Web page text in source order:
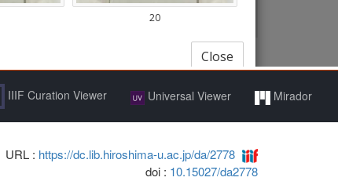
IIIF Curation Viewer Universal Viewer Mirador
URL : https://dc.lib.hiroshima-u.ac.jp/da/2778
doi : 10.15027/da2778